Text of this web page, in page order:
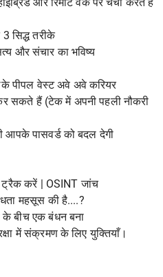
सिद्ध तरीके
और संचार का भविष्य
पीपल वेस्ट अवे अवे करियर
सकते हैं (टेक में अपनी पहली नौकरी
आपके पासवर्ड को बदल देगी
करें | OSINT जांच
महसूस की है....?
के बीच एक बंधन बना
में संक्रमण के लिए युक्तियाँ।